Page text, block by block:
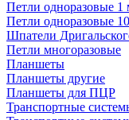
Петли одноразовые 1
Петли одноразовые
Шпатели
Петли многоразовые
Планшеты
Планшеты другие
Планшеты для ПЦР
Транспортные